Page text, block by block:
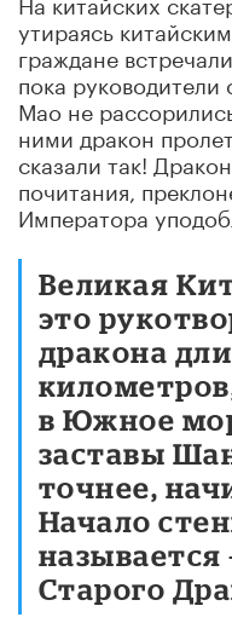
утираясь
граждане
пока
Мао не
ними дракон
сказали так!
почитания,
Императора
Великая
это
дракона
в Южное
заставы
точнее,
Начало
называется
Старого